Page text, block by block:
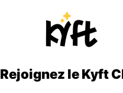
Rejoignez le Kyft